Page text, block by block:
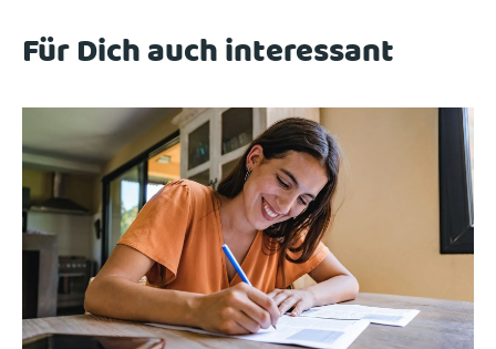
Für Dich auch interessant